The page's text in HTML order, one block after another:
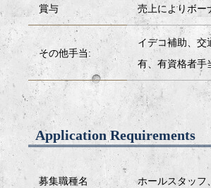
賞与 売上によりボー
その他⼿当:
イデコ補助、交
有、有資格者手
Application Requirements
募集職種名 ホールスタッフ